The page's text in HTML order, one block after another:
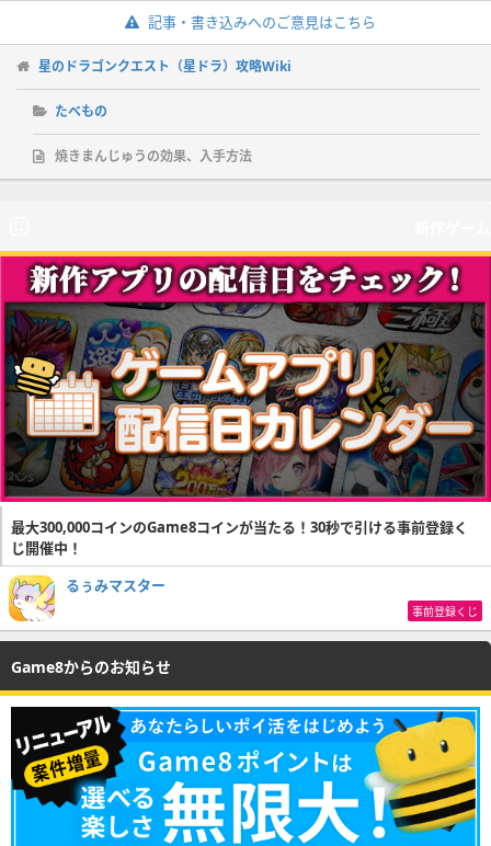
記事・書き込みへのご意見はこちら
星のドラゴンクエスト（星ドラ）攻略Wiki
たべもの
焼きまんじゅうの効果、入手方法
最大300,000コインのGame8コインが当たる！30秒で引ける事前登録く
じ開催中！
るぅみマスター
事前登録くじ
Game8からのお知らせ